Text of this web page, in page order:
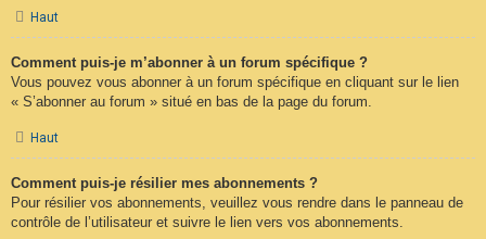
Haut
Comment puis-je m’abonner à un forum spécifique ?
Vous pouvez vous abonner à un forum spécifique en cliquant sur le lien
« S’abonner au forum » situé en bas de la page du forum.
Haut
Comment puis-je résilier mes abonnements ?
Pour résilier vos abonnements, veuillez vous rendre dans le panneau de
contrôle de l’utilisateur et suivre le lien vers vos abonnements.